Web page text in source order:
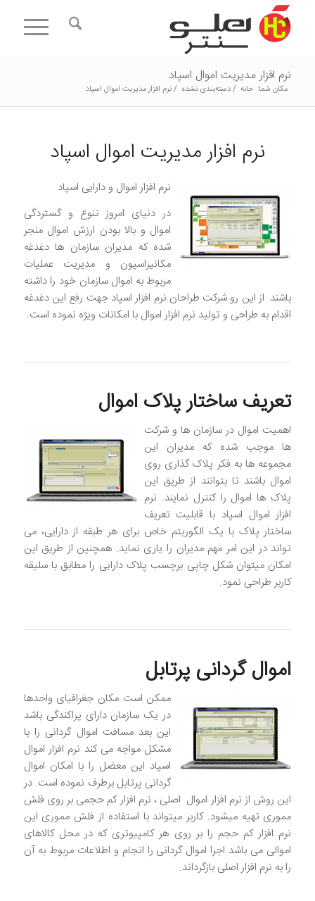
نرم افزار مدیریت اموال اسپاد
مکان شما: خانه /دسته‌بندی نشده /نرم افزار مدیریت اموال اسپاد
نرم افزار مدیریت اموال اسپاد
نرم افزار اموال و دارایی اسپاد
در دنیای امروز تنوع و گستردگی
اموال و بالا بودن ارزش اموال منجر
شده که مدیران سازمان ها دغدغه
مکانیزاسیون و مدیریت عملیات
مربوط به اموال سازمان خود را داشته
باشند. از این رو شرکت طراحان نرم افزار اسپاد جهت رفع این دغدغه
اقدام به طراحی و تولید نرم افزار اموال با امکانات ویژه نموده است.
تعریف ساختار پلاک اموال
اهمیت اموال در سازمان ها و شرکت
ها موجب شده که مدیران این
مجموعه ها به فکر پلاک گذاری روی
اموال باشند تا بتوانند از طریق این
پلاک ها اموال را کنترل نمایند. نرم
افزار اموال اسپاد با قابلیت تعریف
ساختار پلاک با یک الگوریتم خاص برای هر طبقه از دارایی، می
تواند در این امر مهم مدیران را یاری نماید. همچنین از طریق این
امکان میتوان شکل چاپی برچسب پلاک دارایی را مطابق با سلیقه
کاربر طراحی نمود.
اموال گردانی پرتابل
ممکن است مکان جغرافیای واحدها
در یک سازمان دارای پراکندگی باشد
این بعد مسافت اموال گردانی را با
مشکل مواجه می کند نرم افزار اموال
اسپاد این معضل را با امکان اموال
گردانی پرتابل برطرف نموده است. در
این روش از نرم افزار اموال اصلی ، نرم افزار کم حجمی بر روی فلش
مموری تهیه میشود. کاربر میتواند با استفاده از فلش مموری این
نرم افزار کم حجم را بر روی هر کامپیوتری که در محل کالاهای
اموالی می باشد اجرا اموال گردانی را انجام و اطلاعات مربوط به آن
را به نرم افزار اصلی بازگرداند.